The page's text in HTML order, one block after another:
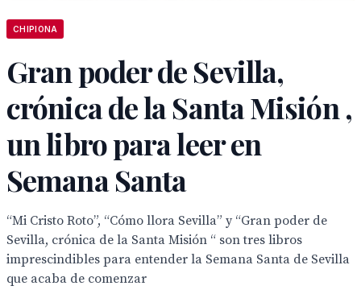
CHIPIONA
Gran poder de Sevilla,
crónica de la Santa Misión ,
un libro para leer en
Semana Santa
“Mi Cristo Roto”, “Cómo llora Sevilla” y “Gran poder de
Sevilla, crónica de la Santa Misión “ son tres libros
imprescindibles para entender la Semana Santa de Sevilla
que acaba de comenzar